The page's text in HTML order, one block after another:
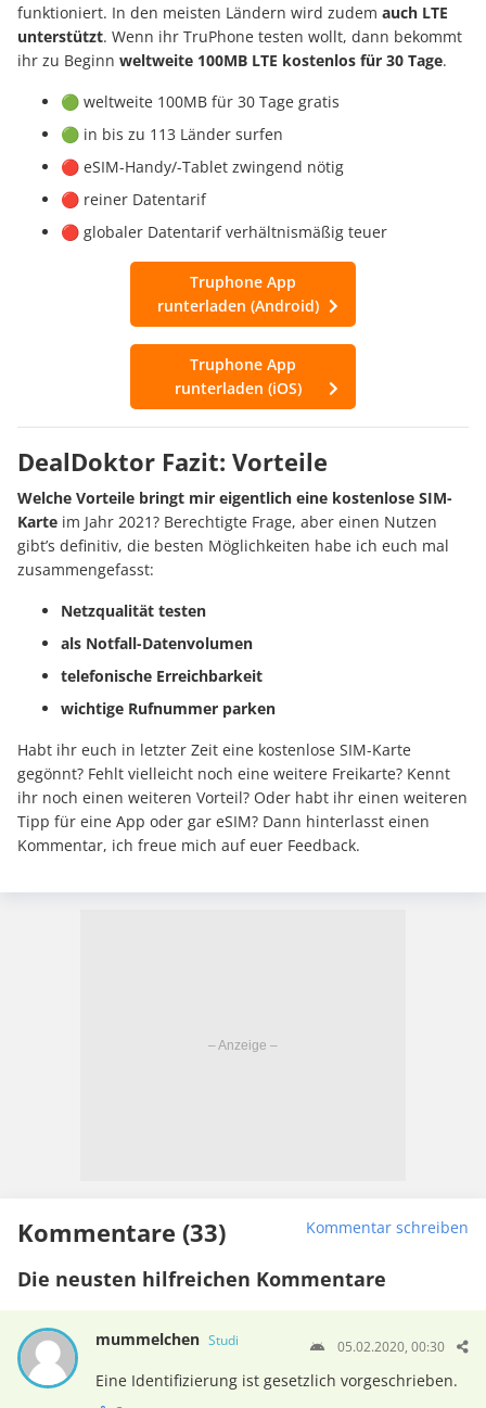
funktioniert. In den meisten Ländern wird zudem auch LTE
unterstützt. Wenn ihr TruPhone testen wollt, dann bekommt
ihr zu Beginn weltweite 100MB LTE kostenlos für 30 Tage.
🟢 weltweite 100MB für 30 Tage gratis
🟢 in bis zu 113 Länder surfen
🔴 eSIM-Handy/-Tablet zwingend nötig
🔴 reiner Datentarif
🔴 globaler Datentarif verhältnismäßig teuer
Truphone App
runterladen (Android)
Truphone App
runterladen (iOS)
DealDoktor Fazit: Vorteile
Welche Vorteile bringt mir eigentlich eine kostenlose SIM-
Karte im Jahr 2021? Berechtigte Frage, aber einen Nutzen
gibt’s definitiv, die besten Möglichkeiten habe ich euch mal
zusammengefasst:
Netzqualität testen
als Notfall-Datenvolumen
telefonische Erreichbarkeit
wichtige Rufnummer parken
Habt ihr euch in letzter Zeit eine kostenlose SIM-Karte
gegönnt? Fehlt vielleicht noch eine weitere Freikarte? Kennt
ihr noch einen weiteren Vorteil? Oder habt ihr einen weiteren
Tipp für eine App oder gar eSIM? Dann hinterlasst einen
Kommentar, ich freue mich auf euer Feedback.
Kommentare (33) Kommentar schreiben
Die neusten hilfreichen Kommentare
mummelchen Studi 05.02.2020, 00:30
Eine Identifizierung ist gesetzlich vorgeschrieben.